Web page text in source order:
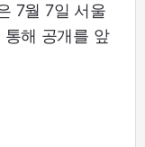
7월 7일 서울
해 공개를 앞